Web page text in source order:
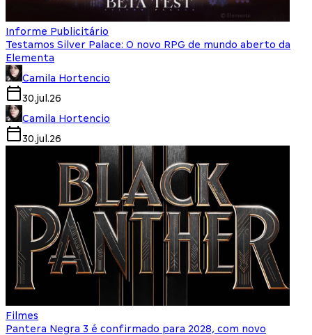
Informe Publicitário
Testamos Silver Palace: O novo RPG de mundo aberto da
Elementa
Camila Hortencio
30.jul.26
Camila Hortencio
30.jul.26
Filmes
Pantera Negra 3 é confirmado para 2028, com novo